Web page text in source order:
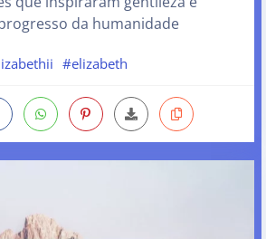
da humanidade
#elizabeth